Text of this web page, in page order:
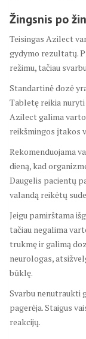
Žingsnis po
Teisingas Azilect
gydymo rezultatų.
režimu, tačiau
Standartinė dozė
Tabletę reikia nuryti
Azilect galima
reikšmingos įtakos
Rekomenduojama
dieną, kad
Daugelis pacientų
valandą reikėtų
Jeigu pamirštama
tačiau negalima
trukmę ir galimą
neurologas,
būklę.
Svarbu nenutraukti
pagerėja. Staigus
reakcijų.